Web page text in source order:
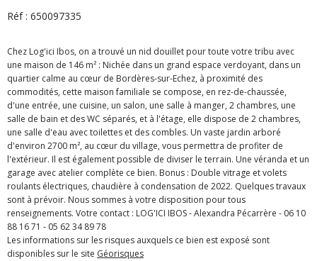
Réf : 650097335
Chez Log'ici Ibos, on a trouvé un nid douillet pour toute votre tribu avec
une maison de 146 m² : Nichée dans un grand espace verdoyant, dans un
quartier calme au cœur de Bordères-sur-Echez, à proximité des
commodités, cette maison familiale se compose, en rez-de-chaussée,
d'une entrée, une cuisine, un salon, une salle à manger, 2 chambres, une
salle de bain et des WC séparés, et à l'étage, elle dispose de 2 chambres,
une salle d'eau avec toilettes et des combles. Un vaste jardin arboré
d'environ 2700 m², au cœur du village, vous permettra de profiter de
l'extérieur. Il est également possible de diviser le terrain. Une véranda et un
garage avec atelier complète ce bien. Bonus : Double vitrage et volets
roulants électriques, chaudière à condensation de 2022. Quelques travaux
sont à prévoir. Nous sommes à votre disposition pour tous
renseignements. Votre contact : LOG'ICI IBOS - Alexandra Pécarrère - 06 10
88 16 71 - 05 62 34 89 78
Les informations sur les risques auxquels ce bien est exposé sont
disponibles sur le site Géorisques